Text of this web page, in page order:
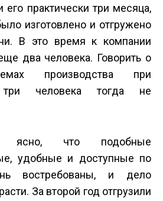
его практически три месяца,
изготовлено и отгружено
В это время к компании
два человека. Говорить о
производства при
человека тогда не
ясно, что подобные
удобные и доступные по
востребованы, и дело
За второй год отгрузили